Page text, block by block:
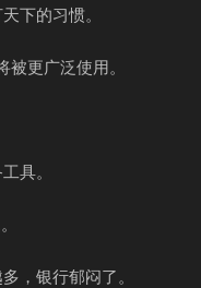
下的习惯。
更广泛使用。
具。
，银行郁闷了。